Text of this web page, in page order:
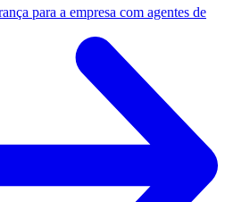
para a empresa com agentes de